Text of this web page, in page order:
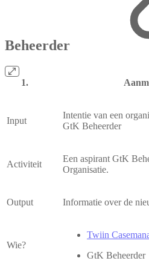
Beheerder
Input
Intentie van een
GtK Beheerder
Activiteit
Een aspirant GtK
Organisatie.
Output Informatie over de
Wie?
Twiin
GtK Beheerder